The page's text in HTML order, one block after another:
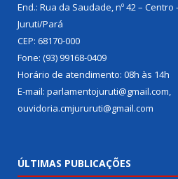
End.: Rua da Saudade, nº 42 – Centro
Juruti/Pará
CEP: 68170-000
Fone: (93) 99168-0409
Horário de atendimento: 08h às 14h
E-mail: parlamentojuruti@gmail.com,
ouvidoria.cmjururuti@gmail.com
ÚLTIMAS PUBLICAÇÕES